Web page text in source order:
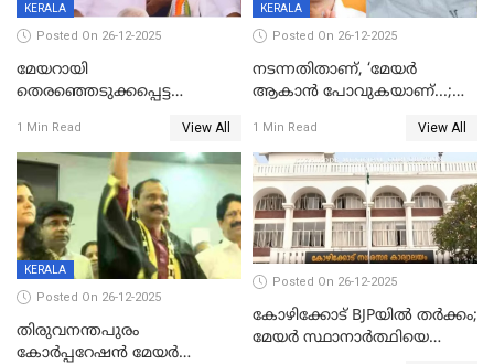
KERALA
Posted On 26-12-2025
മേയറായി
തെരഞ്ഞെടുക്കപ്പെട്ട
ആദ്യ വോട്ട് അസാധു; കണ്ണൂർ
ഡെപ്യൂട്ടി മേയർ സ്ഥാനത്ത്
താഹിറിന് വിജയം
1 Min Read View All
KERALA
Posted On 26-12-2025
നടന്നതിതാണ്, ‘മേയർ
ആകാൻ പോവുകയാണ്...;
മുഖ്യമന്ത്രിയുടെ ഓഫീസ്
തന്നെ വിശദീകരിയ്ക്കുന്നു;
സത്യമിതാണ്
1 Min Read View All
KERALA
Posted On 26-12-2025
തിരുവനന്തപുരം
കോര്‍പ്പറേഷന്‍ മേയര്‍
Posted On 26-12-2025
കോഴിക്കോട് BJPയിൽ തർക്കം;
മേയർ സ്ഥാനാർത്ഥിയെ